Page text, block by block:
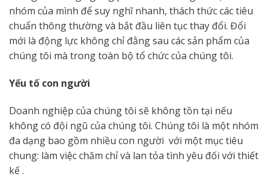
nhóm của mình để suy nghĩ nhanh, thách thức các tiêu
chuẩn thông thường và bắt đầu liên tục thay đổi. Đổi
mới là động lực không chỉ đằng sau các sản phẩm của
chúng tôi mà trong toàn bộ tổ chức của chúng tôi.
Yếu tố con người
Doanh nghiệp của chúng tôi sẽ không tồn tại nếu
không có đội ngũ của chúng tôi. Chúng tôi là một nhóm
đa dạng bao gồm nhiều con người với một mục tiêu
chung: làm việc chăm chỉ và lan tỏa tình yêu đối với thiết
kế .